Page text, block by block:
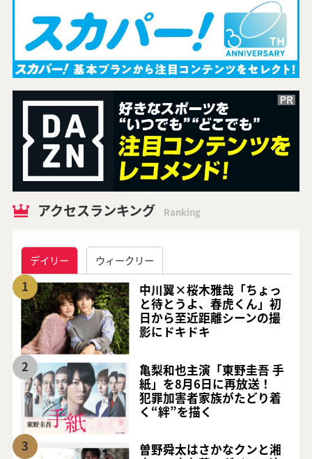
アクセスランキング Ranking
デイリー ウィークリー
1
中川翼×桜木雅哉「ちょっ
と待とうよ、春虎くん」初
日から至近距離シーンの撮
影にドキドキ
2
亀梨和也主演「東野圭吾 手
紙」を8月6日に再放送！
犯罪加害者家族がたどり着
く“絆”を描く
3
曽野舜太はさかなクンと湘